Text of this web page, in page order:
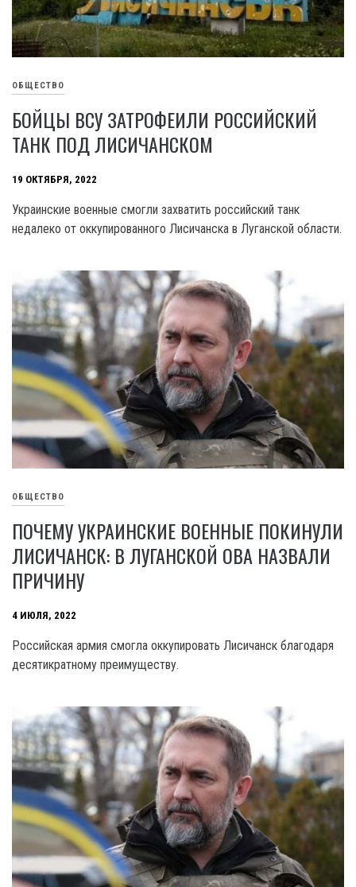
ОБЩЕСТВО
БОЙЦЫ ВСУ ЗАТРОФЕИЛИ РОССИЙСКИЙ
ТАНК ПОД ЛИСИЧАНСКОМ
19 ОКТЯБРЯ, 2022
Украинские военные смогли захватить российский танк
недалеко от оккупированного Лисичанска в Луганской области.
ОБЩЕСТВО
ПОЧЕМУ УКРАИНСКИЕ ВОЕННЫЕ ПОКИНУЛИ
ЛИСИЧАНСК: В ЛУГАНСКОЙ ОВА НАЗВАЛИ
ПРИЧИНУ
4 ИЮЛЯ, 2022
Российская армия смогла оккупировать Лисичанск благодаря
десятикратному преимуществу.